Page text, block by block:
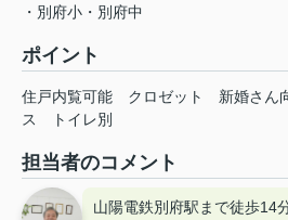
・別府小・別府中
ポイント
住戸内覧可能 クロゼット 新婚さん
ス
トイレ別
担当者のコメント
山陽電鉄別府駅まで徒歩14